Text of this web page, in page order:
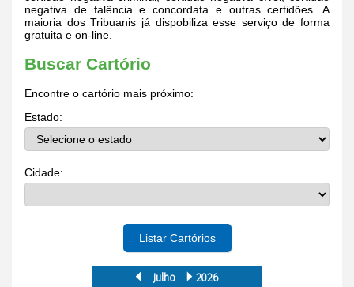
negativa de falência e concordata e outras certidões. A
maioria dos Tribuanis já dispobiliza esse serviço de forma
gratuita e on-line.
Buscar Cartório
Encontre o cartório mais próximo:
Estado:
Cidade:
Listar Cartórios